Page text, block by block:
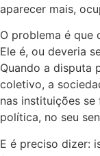
aparecer mais,
O problema é que
Ele é, ou deveria
Quando a disputa
coletivo, a
nas instituições
política, no seu
E é preciso dizer: